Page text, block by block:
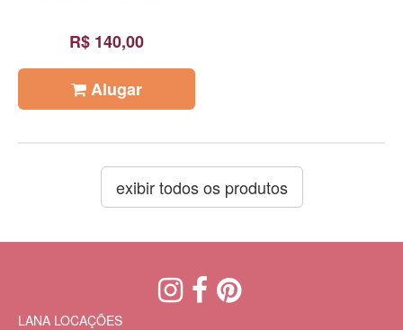
R$ 140,00
Alugar
exibir todos os produtos
LANA LOCAÇÕES